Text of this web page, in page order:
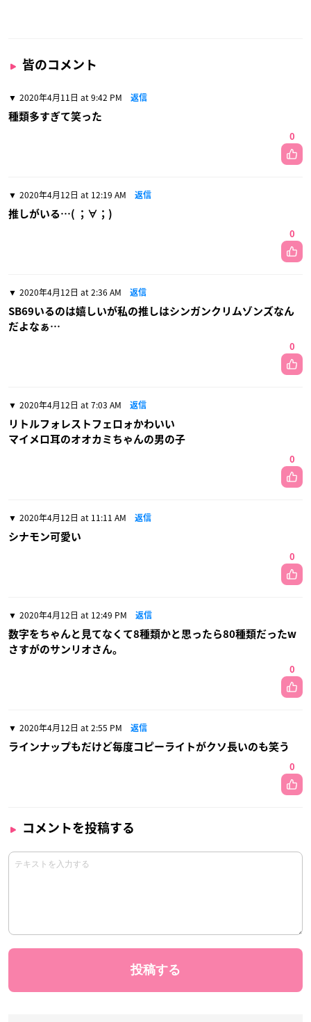
皆のコメント
2020年4月11日 at 9:42 PM 返信
種類多すぎて笑った
0
2020年4月12日 at 12:19 AM 返信
推しがいる…( ；∀；)
0
2020年4月12日 at 2:36 AM 返信
SB69いるのは嬉しいが私の推しはシンガンクリムゾンズなん
だよなぁ…
0
2020年4月12日 at 7:03 AM 返信
リトルフォレストフェロォかわいい
マイメロ耳のオオカミちゃんの男の子
0
2020年4月12日 at 11:11 AM 返信
シナモン可愛い
0
2020年4月12日 at 12:49 PM 返信
数字をちゃんと見てなくて8種類かと思ったら80種類だった‪‪‪w
さすがのサンリオさん。
0
2020年4月12日 at 2:55 PM 返信
ラインナップもだけど毎度コピーライトがクソ長いのも笑う
0
コメントを投稿する